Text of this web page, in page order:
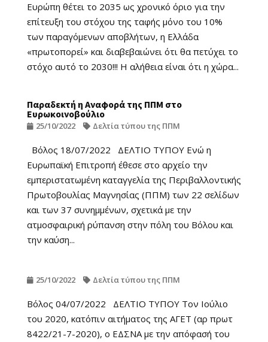
Ευρώπη θέτει το 2035 ως χρονικό όριο για την
επίτευξη του στόχου της ταφής μόνο του 10%
των παραγόμενων αποβλήτων, η Ελλάδα
«πρωτοπορεί» και διαβεβαιώνει ότι θα πετύχει το
στόχο αυτό το 2030!!! Η αλήθεια είναι ότι η χώρα...
Παραδεκτή η Αναφορά της ΠΠΜ στο
Ευρωκοινοβούλιο
25/10/2022 Δελτία τύπου της ΠΠΜ
Βόλος 18/07/2022 ΔΕΛΤΙΟ ΤΥΠΟΥ Ενώ η
Ευρωπαϊκή Επιτροπή έθεσε στο αρχείο την
εμπεριστατωμένη καταγγελία της Περιβαλλοντικής
Πρωτοβουλίας Μαγνησίας (ΠΠΜ) των 22 σελίδων
και των 37 συνημμένων, σχετικά με την
ατμοσφαιρική ρύπανση στην πόλη του Βόλου και
την καύση...
25/10/2022 Δελτία τύπου της ΠΠΜ
Βόλος 04/07/2022 ΔΕΛΤΙΟ ΤΥΠΟΥ Τον Ιούλιο
του 2020, κατόπιν αιτήματος της ΑΓΕΤ (αρ πρωτ
8422/21-7-2020), ο ΕΔΣΝΑ με την απόφασή του